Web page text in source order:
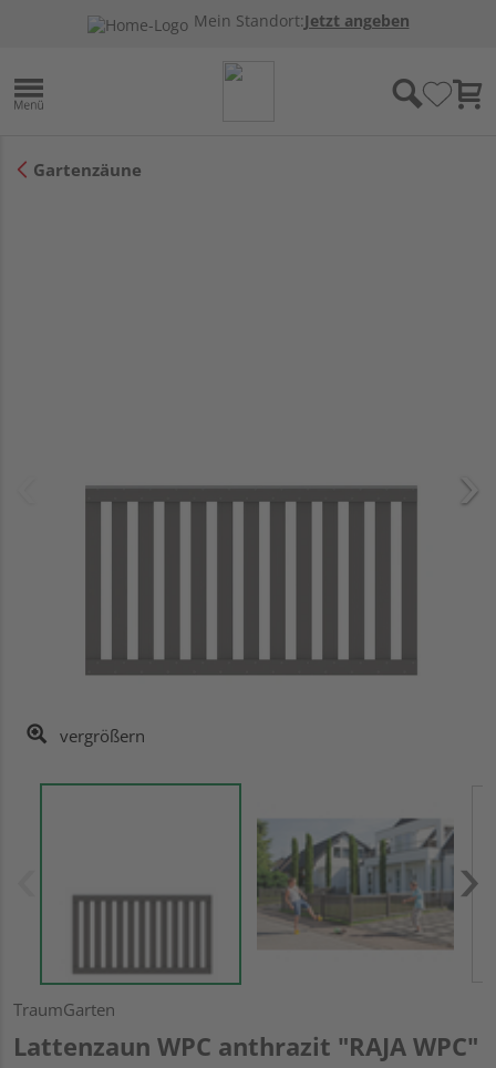
Mein Standort:Jetzt angeben
Gartenzäune
vergrößern
TraumGarten
Lattenzaun WPC anthrazit "RAJA WPC"